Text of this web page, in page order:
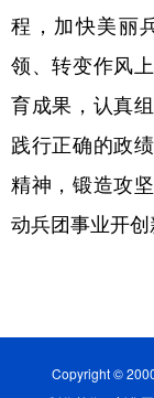
程，加快美丽
领、转变作风
育成果，认真
践行正确的政
精神，锻造攻
动兵团事业开创
Copyright ©